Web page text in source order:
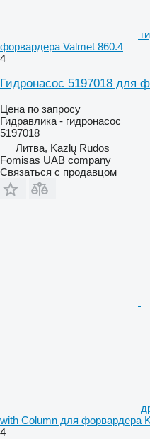
форвардера Valmet 860.4
4
Гидронасос 5197018 для
Цена по запросу
Гидравлика - гидронасос
5197018
Литва, Kazlų Rūdos
Fomisas UAB company
Связаться с продавцом
with Column для форвардера
4